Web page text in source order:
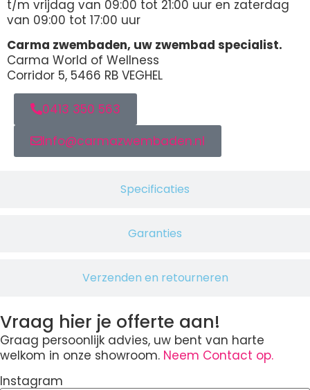
Specificaties
Garanties
Verzenden en retourneren
t/m vrijdag van 09:00 tot 21:00 uur en zaterdag
van 09:00 tot 17:00 uur
Carma zwembaden, uw zwembad specialist.
Carma World of Wellness
Corridor 5, 5466 RB VEGHEL
0413 350 563
Info@carmazwembaden.nl
Vraag hier je offerte aan!
Graag persoonlijk advies, uw bent van harte
welkom in onze showroom. Neem Contact op.
Instagram